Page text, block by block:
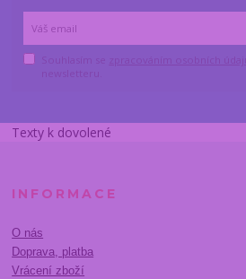
Texty k dovolené
INFORMACE
O nás
Doprava, platba
Vrácení zboží